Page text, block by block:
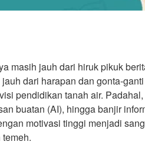
masih jauh dari hiruk pikuk
dari harapan dan gonta-
pendidikan tanah air.
buatan (AI), hingga banjir
motivasi tinggi menjadi